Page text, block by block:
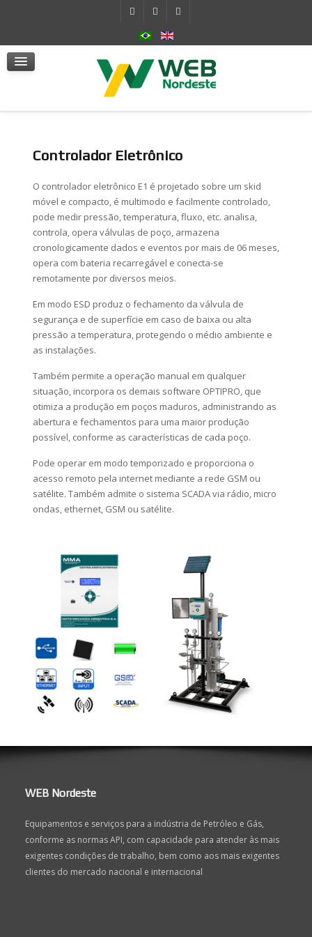
Serviços
Controlador Eletrônico
O controlador eletrônico E1 é projetado sobre um skid
móvel e compacto, é multimodo e facilmente controlado,
pode medir pressão, temperatura, fluxo, etc. analisa,
controla, opera válvulas de poço, armazena
cronologicamente dados e eventos por mais de 06 meses,
opera com bateria recarregável e conecta-se
remotamente por diversos meios.
Em modo ESD produz o fechamento da válvula de
segurança e de superfície em caso de baixa ou alta
pressão a temperatura, protegendo o médio ambiente e
as instalações.
Também permite a operação manual em qualquer
situação, incorpora os demais software OPTIPRO, que
otimiza a produção em poços maduros, administrando as
abertura e fechamentos para uma maior produção
possível, conforme as características de cada poço.
Pode operar em modo temporizado e proporciona o
acesso remoto pela internet mediante a rede GSM ou
satélite. Também admite o sistema SCADA via rádio, micro
ondas, ethernet, GSM ou satélite.
WEB Nordeste
Equipamentos e serviços para a indústria de Petróleo e Gás,
conforme as normas API, com capacidade para atender às mais
exigentes condições de trabalho, bem como aos mais exigentes
clientes do mercado nacional e internacional